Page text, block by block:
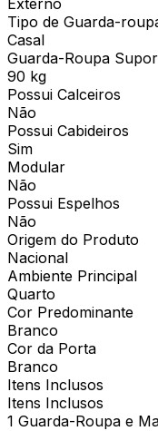
Tipo de Guarda-
Casal
Guarda-Roupa
90 kg
Possui Calceiros
Não
Possui Cabideiros
Sim
Modular
Não
Possui Espelhos
Não
Origem do Produto
Nacional
Ambiente Principal
Quarto
Cor Predominante
Branco
Cor da Porta
Branco
Itens Inclusos
Itens Inclusos
1 Guarda-Roupa e